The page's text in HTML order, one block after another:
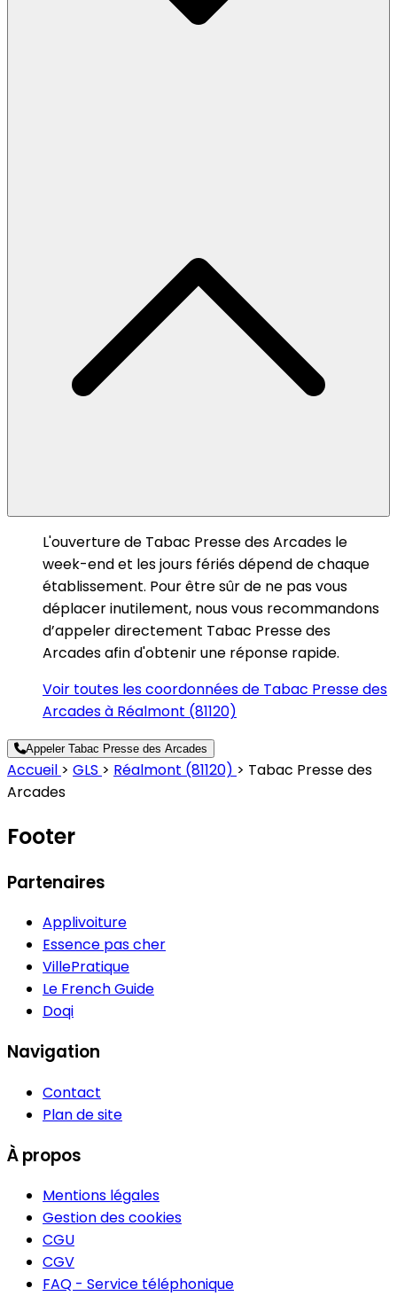
L'ouverture de Tabac Presse des Arcades le
week-end et les jours fériés dépend de chaque
établissement. Pour être sûr de ne pas vous
déplacer inutilement, nous vous recommandons
d’appeler directement Tabac Presse des
Arcades afin d'obtenir une réponse rapide.
Voir toutes les coordonnées de Tabac Presse des
Arcades à Réalmont (81120)
Appeler Tabac Presse des Arcades
Accueil > GLS > Réalmont (81120) > Tabac Presse des
Arcades
Footer
Partenaires
Applivoiture
Essence pas cher
VillePratique
Le French Guide
Doqi
Navigation
Contact
Plan de site
À propos
Mentions légales
Gestion des cookies
CGU
CGV
FAQ - Service téléphonique